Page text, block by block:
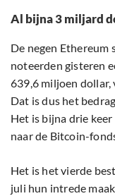
Al bijna 3 miljard
De negen Ethereum
noteerden gisteren
639,6 miljoen dollar,
Dat is dus het
Het is bijna drie keer
naar de Bitcoin-
Het is het vierde
juli hun intrede